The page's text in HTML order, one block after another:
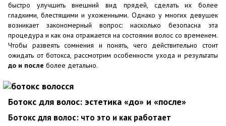
быстро улучшить внешний вид прядей, сделать их более
гладкими, блестящими и ухоженными. Однако у многих девушек
возникает закономерный вопрос: насколько безопасна эта
процедура и как она отражается на состоянии волос со временем.
Чтобы развеять сомнения и понять, чего действительно стоит
ожидать от ботокса, рассмотрим особенности ухода и результаты
до и после более детально.
Ботокс для волос: эстетика «до» и «после»
Ботокс для волос: что это и как работает